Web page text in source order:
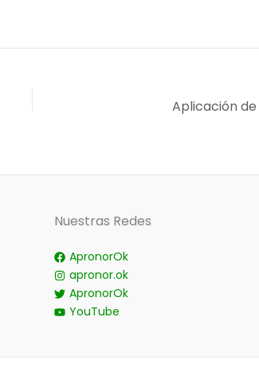
Aplicación
Nuestras Redes
ApronorOk
apronor.ok
ApronorOk
YouTube